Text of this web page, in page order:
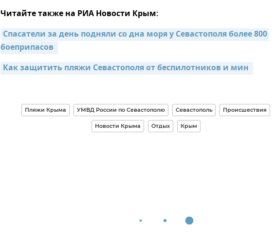
Читайте также на РИА Новости Крым:
Спасатели за день подняли со дна моря у Севастополя более 800
боеприпасов
Как защитить пляжи Севастополя от беспилотников и мин
Пляжи Крыма УМВД России по Севастополю Севастополь Происшествия
Новости Крыма Отдых Крым